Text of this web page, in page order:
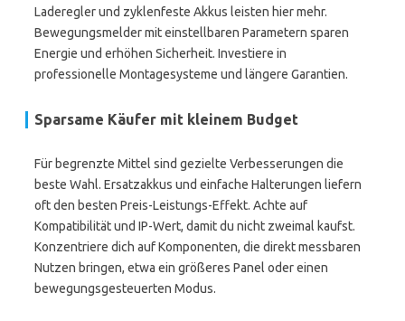
Laderegler und zyklenfeste Akkus leisten hier mehr.
Bewegungsmelder mit einstellbaren Parametern sparen
Energie und erhöhen Sicherheit. Investiere in
professionelle Montagesysteme und längere Garantien.
Sparsame Käufer mit kleinem Budget
Für begrenzte Mittel sind gezielte Verbesserungen die
beste Wahl. Ersatzakkus und einfache Halterungen liefern
oft den besten Preis-Leistungs-Effekt. Achte auf
Kompatibilität und IP-Wert, damit du nicht zweimal kaufst.
Konzentriere dich auf Komponenten, die direkt messbaren
Nutzen bringen, etwa ein größeres Panel oder einen
bewegungsgesteuerten Modus.